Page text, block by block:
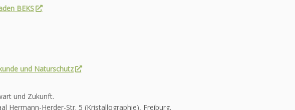
BEKS
und Naturschutz
und Zukunft.
Hermann-Herder-Str. 5 (Kristallographie), Freiburg.